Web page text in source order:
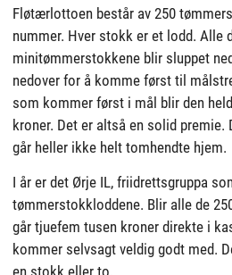
Fløtærlottoen består av 250
nummer. Hver stokk er et lodd. Alle
minitømmerstokkene blir sluppet
nedover for å komme først til
som kommer først i mål blir den
kroner. Det er altså en solid
går heller ikke helt tomhendte hjem.
I år er det Ørje IL, friidrettsgruppa
tømmerstokkloddene. Blir alle de
går tjuefem tusen kroner direkte i
kommer selvsagt veldig godt med.